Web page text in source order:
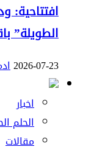
افتتاحية:
الطويلة”
2026-07-23
اخبار
الحلم
مقالات